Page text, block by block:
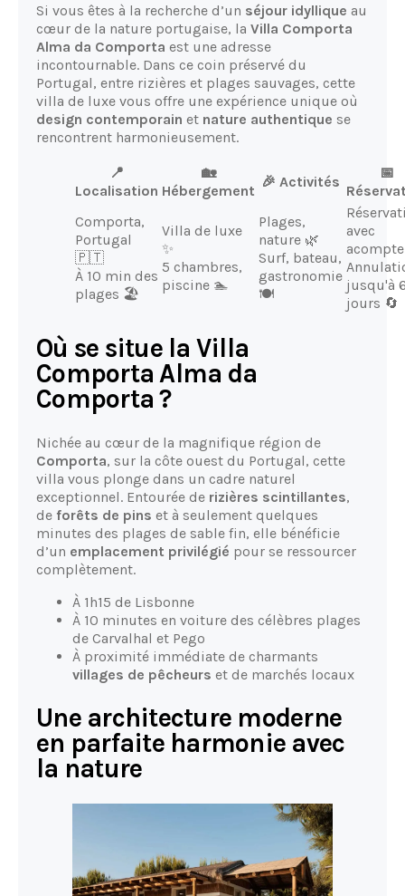
Si vous êtes à la recherche d’un séjour idyllique au
cœur de la nature portugaise, la Villa Comporta
Alma da Comporta est une adresse
incontournable. Dans ce coin préservé du
Portugal, entre rizières et plages sauvages, cette
villa de luxe vous offre une expérience unique où
design contemporain et nature authentique se
rencontrent harmonieusement.
📍
Localisation
🏡
Hébergement
🎉 Activités
📅
Comporta,
Portugal
🇵🇹
À 10 min des
plages 🏖️
Villa de luxe
✨
5 chambres,
piscine 🏊
Plages,
nature 🌿
Surf, bateau,
gastronomie
🍽️
avec
jusqu'à
jours 🔄
Où se situe la Villa
Comporta Alma da
Comporta ?
Nichée au cœur de la magnifique région de
Comporta, sur la côte ouest du Portugal, cette
villa vous plonge dans un cadre naturel
exceptionnel. Entourée de rizières scintillantes,
de forêts de pins et à seulement quelques
minutes des plages de sable fin, elle bénéficie
d’un emplacement privilégié pour se ressourcer
complètement.
À 1h15 de Lisbonne
À 10 minutes en voiture des célèbres plages
de Carvalhal et Pego
À proximité immédiate de charmants
villages de pêcheurs et de marchés locaux
Une architecture moderne
en parfaite harmonie avec
la nature